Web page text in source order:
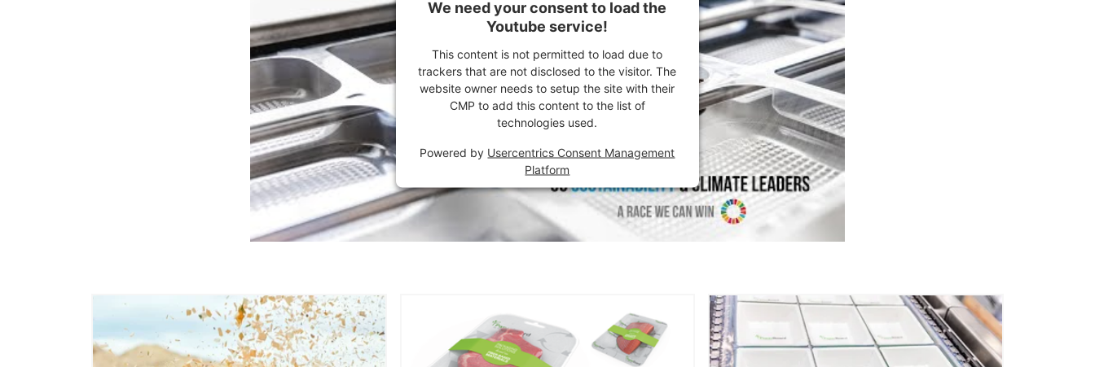
We need your consent to load the
Youtube service!
This content is not permitted to load due to
trackers that are not disclosed to the visitor. The
website owner needs to setup the site with their
CMP to add this content to the list of
technologies used.
Powered by Usercentrics Consent Management
Platform